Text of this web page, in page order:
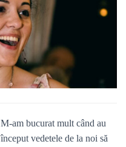
M-am bucurat mult când au
început vedetele de la noi să